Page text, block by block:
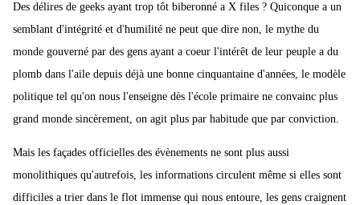
Des délires de geeks ayant trop tôt biberonné a X files ? Quiconque a un
semblant d'intégrité et d'humilité ne peut que dire non, le mythe du
monde gouverné par des gens ayant a coeur l'intérêt de leur peuple a du
plomb dans l'aile depuis déjà une bonne cinquantaine d'années, le modèle
politique tel qu'on nous l'enseigne dès l'école primaire ne convainc plus
grand monde sincèrement, on agit plus par habitude que par conviction.
Mais les façades officielles des évènements ne sont plus aussi
monolithiques qu'autrefois, les informations circulent même si elles sont
difficiles a trier dans le flot immense qui nous entoure, les gens craignent